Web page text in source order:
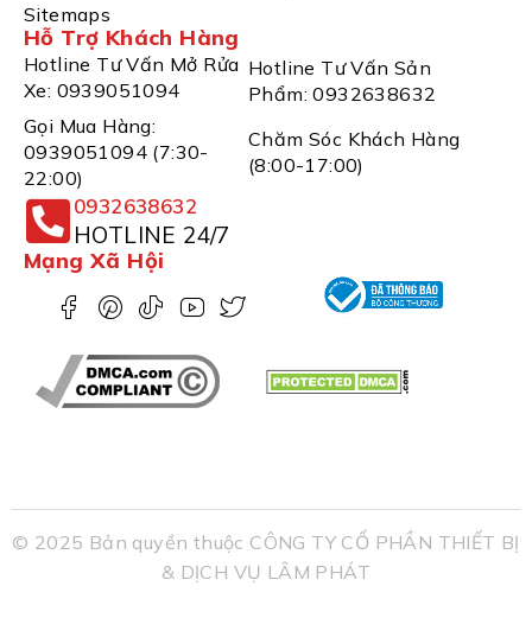
Sitemaps
Hỗ Trợ Khách Hàng
Hotline Tư Vấn Mở Rửa
Xe: 0939051094
Hotline Tư Vấn Sản
Phẩm: 0932638632
Gọi Mua Hàng:
0939051094 (7:30-
22:00)
Chăm Sóc Khách Hàng
(8:00-17:00)
0932638632
HOTLINE 24/7
Mạng Xã Hội
© 2025 Bản quyền thuộc CÔNG TY CỔ PHẦN THIẾT BỊ
& DỊCH VỤ LÂM PHÁT